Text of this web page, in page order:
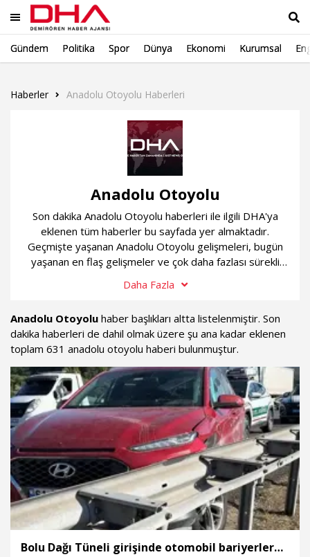
Gündem Politika Spor Dünya Ekonomi Kurumsal
Haberler Anadolu Otoyolu Haberleri
Anadolu Otoyolu
Son dakika Anadolu Otoyolu haberleri ile ilgili DHA'ya
eklenen tüm haberler bu sayfada yer almaktadır.
Geçmişte yaşanan Anadolu Otoyolu gelişmeleri, bugün
yaşanan en flaş gelişmeler ve çok daha fazlası sürekli
Daha Fazla
Anadolu Otoyolu haber başlıkları altta listelenmiştir. Son
dakika haberleri de dahil olmak üzere şu ana kadar eklenen
toplam 631 anadolu otoyolu haberi bulunmuştur.
Bolu Dağı Tüneli girişinde otomobil bariyerlere çarptı: 2 yaralı